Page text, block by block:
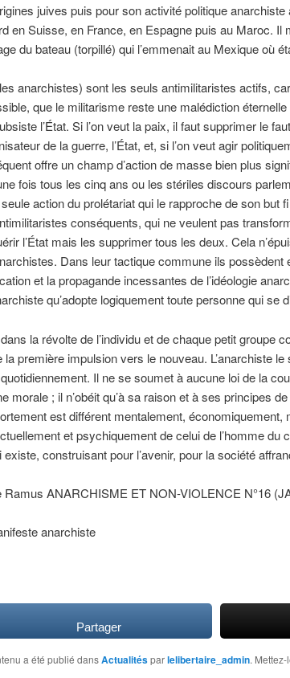
juives puis pour son activité politique anarchiste
en Suisse, en France, en Espagne puis au Maroc. Il
du bateau (torpillé) qui l’emmenait au Mexique où
anarchistes) sont les seuls antimilitaristes actifs,
que le militarisme reste une malédiction
l’État. Si l’on veut la paix, il faut supprimer le
de la guerre, l’État, et, si l’on veut agir
offre un champ d’action de masse bien plus
fois tous les cinq ans ou les stériles discours
action du prolétariat qui le rapproche de son but
conséquents, qui ne veulent pas
l’État mais les supprimer tous les deux. Cela
Dans leur tactique commune ils possèdent
et la propagande incessantes de l’idéologie
qu’adopte logiquement toute personne qui se
dans la révolte de l’individu et de chaque petit groupe
la première impulsion vers le nouveau. L’anarchiste
Il ne se soumet à aucune loi de la
morale ; il n’obéit qu’à sa raison et à ses principes
est différent mentalement, économiquement,
et psychiquement de celui de l’homme du
existe, construisant pour l’avenir, pour la société
Ramus ANARCHISME ET NON-VIOLENCE N°16
anarchiste
Partager
a été publié dansActualitésparlelibertaire_admin.